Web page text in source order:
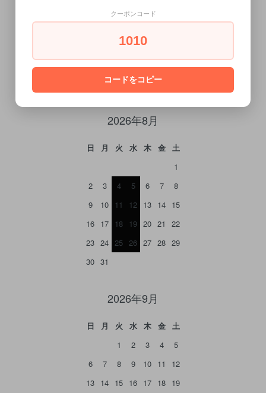
CALENDAR
2026年8月
日 月 火 水 木 金
土
1
2
3 4 5 6 7
8
9
10 11 12 13 14 15
16 17 18 19 20 21
22
23 24 25 26 27 28 29
30 31
2026年9月
日 月 火 水 木 金
土
1
2 3 4
5
6
7 8 9 10 11
12
13 14 15 16 17 18 19
クーポンコード
1010
コードをコピー